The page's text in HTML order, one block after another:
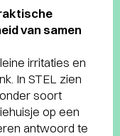
van samen
irritaties en
In STEL zien
soort
op een
antwoord te